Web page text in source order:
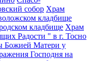
собор Храм
кладбище
кладбище Храм
Радости " в г. Тосно
Божией Матери у
Господня на